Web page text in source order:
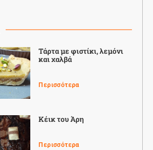
Τάρτα με φιστίκι, λεμόνι
και χαλβά
Περισσότερα
Κέικ του Άρη
Περισσότερα